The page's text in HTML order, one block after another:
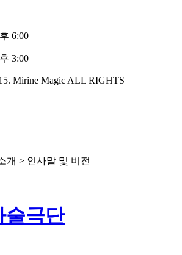
6:00
3:00
Mirine Magic ALL RIGHTS
개 > 인사말 및 비전